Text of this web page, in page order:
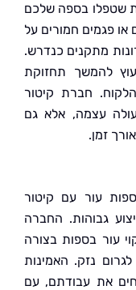
בספה שלכם
חמורים על
כנדרש.
תחזוקת
קיטור
אלא גם
עם קיטור
החברה
בצורה
האמינות
עם